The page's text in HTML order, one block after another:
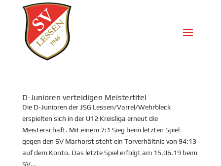
D-Junioren verteidigen Meistertitel
Die D-Junioren der JSG Lessen/Varrel/Wehrbleck
erspielten sich in der U12 Kreisliga erneut die
Meisterschaft. Mit einem 7:1 Sieg beim letzten Spiel
gegen den SV Marhorst steht ein Torverhältnis von 94:13
auf dem Konto. Das letzte Spiel erfolgt am 15.06.19 beim
SV...